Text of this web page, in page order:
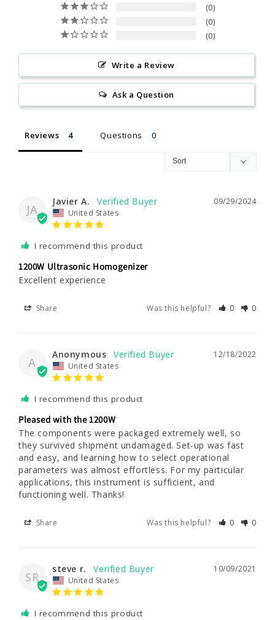
0
0
0
Write a Review
Ask a Question
Reviews Questions
JA
09/29/2024
Javier A.
United States
I recommend this product
1200W Ultrasonic Homogenizer
Excellent experience
Share Was this helpful? 0 0
A
12/18/2022
Anonymous
United States
I recommend this product
Pleased with the 1200W
The components were packaged extremely well, so
they survived shipment undamaged. Set-up was fast
and easy, and learning how to select operational
parameters was almost effortless. For my particular
applications, this instrument is sufficient, and
functioning well. Thanks!
Share Was this helpful? 0 0
SR
10/09/2021
steve r.
United States
I recommend this product